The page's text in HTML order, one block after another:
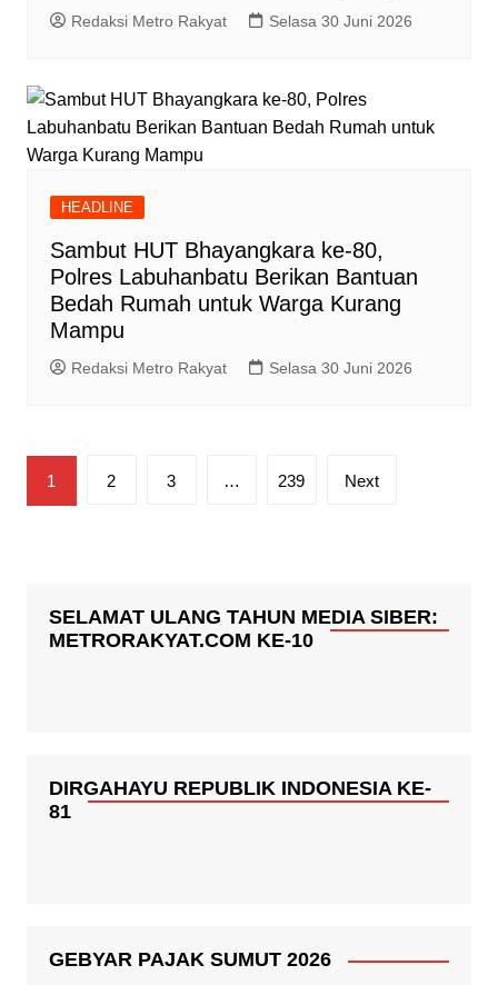
Redaksi Metro Rakyat Selasa 30 Juni 2026
HEADLINE
Sambut HUT Bhayangkara ke-80,
Polres Labuhanbatu Berikan Bantuan
Bedah Rumah untuk Warga Kurang
Mampu
Redaksi Metro Rakyat Selasa 30 Juni 2026
Paginasi
pos
1 2 3 … 239 Next
SELAMAT ULANG TAHUN MEDIA SIBER:
METRORAKYAT.COM KE-10
DIRGAHAYU REPUBLIK INDONESIA KE-
81
GEBYAR PAJAK SUMUT 2026